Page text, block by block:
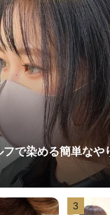
で染める簡単なや
3